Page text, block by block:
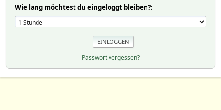
Wie lang möchtest du eingeloggt bleiben?:
Passwort vergessen?